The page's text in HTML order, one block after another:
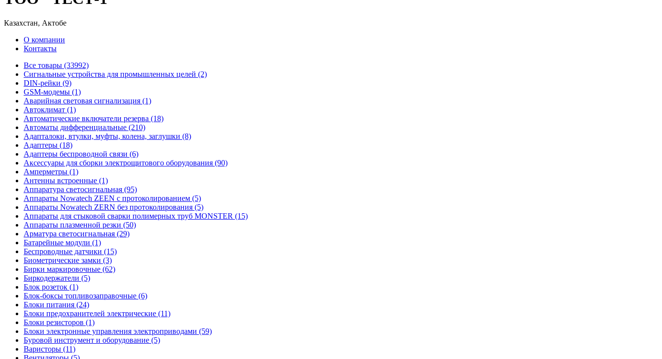
Казахстан, Актобе
О компании
Контакты
Все товары (33992)
Cигнальные устройства для промышленных целей (2)
DIN-рейки (9)
GSM-модемы (1)
Аварийная световая сигнализация (1)
Автоклимат (1)
Автоматические включатели резерва (18)
Автоматы дифференциальные (210)
Адапталоки, втулки, муфты, колена, заглушки (8)
Адаптеры (18)
Адаптеры беспроводной связи (6)
Аксессуары для сборки электрощитового оборудования (90)
Амперметры (1)
Антенны встроенные (1)
Аппаратура светосигнальная (95)
Аппараты Nowatech ZEEN c протоколированием (5)
Аппараты Nowatech ZERN без протоколирования (5)
Аппараты для стыковой сварки полимерных труб MONSTER (15)
Аппараты плазменной резки (50)
Арматура светосигнальная (29)
Батарейные модули (1)
Беспроводные датчики (15)
Биометрические замки (3)
Бирки маркировочные (62)
Биркодержатели (5)
Блок розеток (1)
Блок-боксы топливозаправочные (6)
Блоки питания (24)
Блоки предохранителей электрические (11)
Блоки резисторов (1)
Блоки электронные управления электроприводами (59)
Буровой инструмент и оборудование (5)
Варисторы (11)